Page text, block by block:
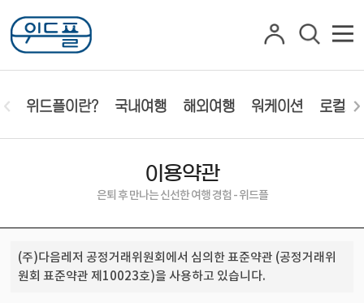
위드플이란? 국내여행 해외여행 워케이션 로컬체
이용약관
은퇴 후 만나는 신선한 여행 경험 - 위드플
(주)다음레저 공정거래위원회에서 심의한 표준약관 (공정거래위
원회 표준약관 제10023호)을 사용하고 있습니다.